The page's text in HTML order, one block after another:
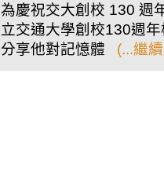
為慶祝交大創校 130 週
立交通大學創校130週
分享他對記憶體 (...繼